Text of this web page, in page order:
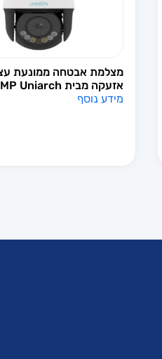
מצלמת אבטחה ממונעת
אזעקה מבית 5MP Uniarch
מידע נוסף